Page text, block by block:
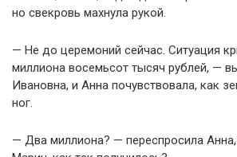
но свекровь махнула рукой.
— Не до церемоний сейчас. Ситуация
миллиона восемьсот тысяч рублей, —
Ивановна, и Анна почувствовала, как
ног.
— Два миллиона? — переспросила Анна,